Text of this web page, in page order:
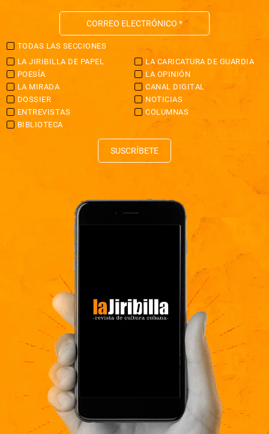
TODAS LAS SECCIONES
LA JIRIBILLA DE PAPEL
LA CARICATURA DE GUARDIA
POESÍA
LA OPINIÓN
LA MIRADA
CANAL DIGITAL
DOSSIER
NOTICIAS
ENTREVISTAS
COLUMNAS
BIBLIOTECA
SUSCRÍBETE